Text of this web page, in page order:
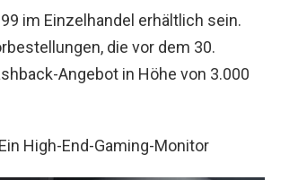
im Einzelhandel erhältlich sein.
die vor dem 30.
Angebot in Höhe von 3.000
High-End-Gaming-Monitor